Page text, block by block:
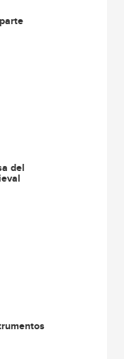
del